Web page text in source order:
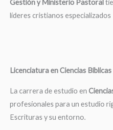
Gestión y Ministerio Pastoral
líderes cristianos especializados
Licenciatura en Ciencias Bíblicas
La carrera de estudio en
profesionales para un estudio
Escrituras y su entorno.